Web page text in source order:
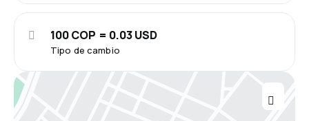
Tipo de cambio
100 COP = 0.03 USD